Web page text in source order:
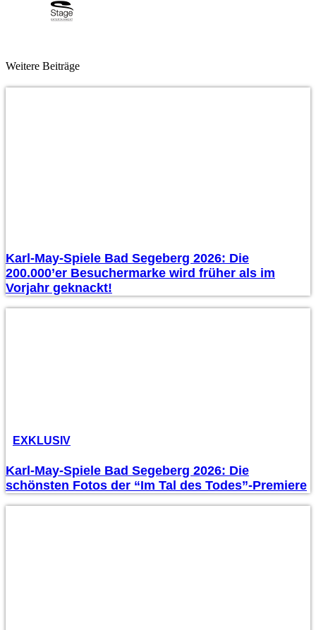
Weitere Beiträge
Karl-May-Spiele Bad Segeberg 2026: Die
200.000’er Besuchermarke wird früher als im
Vorjahr geknackt!
EXKLUSIV
Karl-May-Spiele Bad Segeberg 2026: Die
schönsten Fotos der “Im Tal des Todes”-Premiere